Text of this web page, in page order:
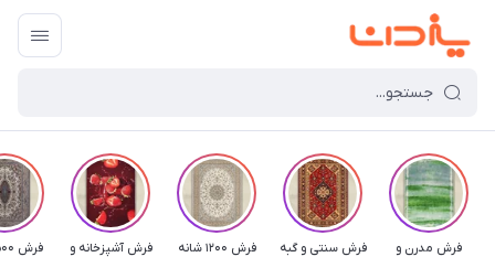
فرش مدرن و
فرش سنتی و گبه فرش 1200 شانه
فرش آشپزخانه و
فرش 500 شانه